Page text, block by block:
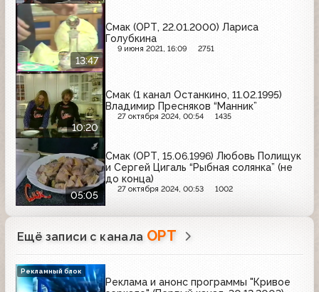
13:47
Смак (ОРТ, 22.01.2000) Лариса
Голубкина
9 июня 2021, 16:09 2751
10:20
Смак (1 канал Останкино, 11.02.1995)
Владимир Пресняков “Манник”
27 октября 2024, 00:54 1435
05:05
Смак (ОРТ, 15.06.1996) Любовь Полищук
и Сергей Цигаль “Рыбная солянка” (не
до конца)
27 октября 2024, 00:53 1002
Ещё записи с канала ОРТ
Реклама и анонс программы "Кривое
Рекламный блок